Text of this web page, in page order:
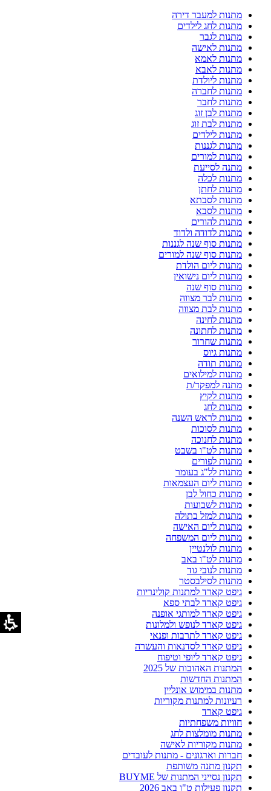
מתנות למעבר דירה
מתנות לחג לילדים
מתנות לגבר
מתנות לאישה
מתנות לאמא
מתנות לאבא
מתנות ליולדת
מתנות לחברה
מתנות לחבר
מתנות לבן זוג
מתנות לבת זוג
מתנות לילדים
מתנות לגננות
מתנות למורים
מתנה לסייעת
מתנות לכלה
מתנות לחתן
מתנות לסבתא
מתנות לסבא
מתנות להורים
מתנות לדודה ולדוד
מתנות סוף שנה לגננות
מתנות סוף שנה למורים
מתנות ליום הולדת
מתנות ליום נישואין
מתנות סוף שנה
מתנות לבר מצווה
מתנות לבת מצווה
מתנות לחינה
מתנות לחתונה
מתנות שחרור
מתנות גיוס
מתנות תודה
מתנות למילואים
מתנה למפקד/ת
מתנות לקיץ
מתנות לחג
מתנות לראש השנה
מתנות לסוכות
מתנות לחנוכה
מתנות לט"ו בשבט
מתנות לפורים
מתנות לל"ג בעומר
מתנות ליום העצמאות
מתנות כחול לבן
מתנות לשבועות
מתנות למזל בתולה
מתנות ליום האישה
מתנות ליום המשפחה
מתנות לולנטיין
מתנות לט"ו באב
מתנות לנובי גוד
מתנות לסילבסטר
גיפט קארד למתנות קולינריות
גיפט קארד לבתי ספא
גיפט קארד למותגי אופנה
גיפט קארד לנופש ולמלונות
גיפט קארד לתרבות ופנאי
גיפט קארד לסדנאות והעשרה
גיפט קארד ליופי וטיפוח
המתנות האהובות של 2025
המתנות החדשות
מתנות במימוש אונליין
רעיונות למתנות מקוריות
גיפט קארד
חוויות משפחתיות
מתנות מומלצות לחג
מתנות מקוריות לאישה
חברות וארגונים - מתנות לעובדים
תקנון מתנה משותפת
תקנון נסייני המתנות של BUYME
תקנון פעילות ט"ו באב 2026